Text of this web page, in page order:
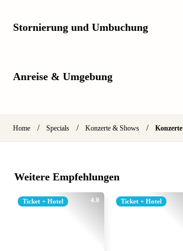
Stornierung und Umbuchung
Anreise & Umgebung
Home / Specials / Konzerte & Shows / Konzerte
Weitere Empfehlungen
4.0
Ticket + Hotel Ticket + Hotel